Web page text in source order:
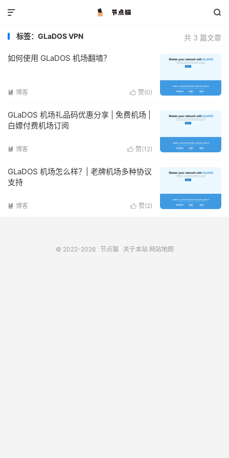


共 3 篇文章
标签：GLaDOS VPN
如何使用 GLaDOS 机场翻墙？
 赞(0)
 博客
GLaDOS 机场礼品码优惠分享 | 免费机场 |
白嫖付费机场订阅
 赞(12)
 博客
GLaDOS 机场怎么样？| 老牌机场多种协议
支持
 赞(2)
 博客
© 2022-2026 节点猫 关于本站 网站地图